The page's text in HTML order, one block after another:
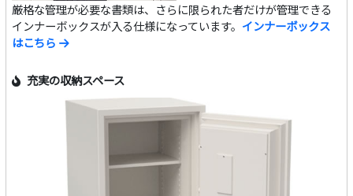
厳格な管理が必要な書類は、さらに限られた者だけが管理できる
インナーボックスが入る仕様になっています。 インナーボックス
はこちら
充実の収納スペース